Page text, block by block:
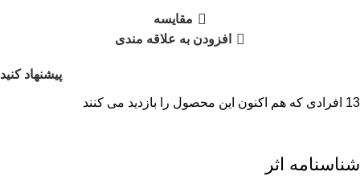
مقایسه
افزودن به علاقه مندی
پیشنهاد کنید
13 افرادی که هم اکنون این محصول را بازدید می کنند
شناسنامه اثر